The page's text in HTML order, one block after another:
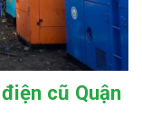
cũ Quận